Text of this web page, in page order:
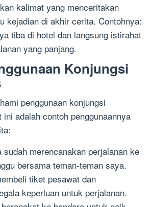
kalimat yang menceritakan
kejadian di akhir cerita. Contohnya:
tiba di hotel dan langsung istirahat
yang panjang.
Konjungsi
penggunaan konjungsi
adalah contoh penggunaannya
sudah merencanakan perjalanan ke
bersama teman-teman saya.
tiket pesawat dan
keperluan untuk perjalanan.